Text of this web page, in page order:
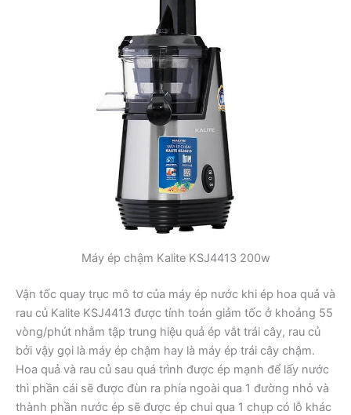
Máy ép chậm Kalite KSJ4413 200w
Vận tốc quay trục mô tơ của máy ép nước khi ép hoa quả và
rau củ Kalite KSJ4413 được tính toán giảm tốc ở khoảng 55
vòng/phút nhằm tập trung hiệu quả ép vắt trái cây, rau củ
bởi vậy gọi là máy ép chậm hay là máy ép trái cây chậm.
Hoa quả và rau củ sau quá trình được ép mạnh để lấy nước
thì phần cái sẽ được đùn ra phía ngoài qua 1 đường nhỏ và
thành phần nước ép sẽ được ép chui qua 1 chụp có lỗ khác